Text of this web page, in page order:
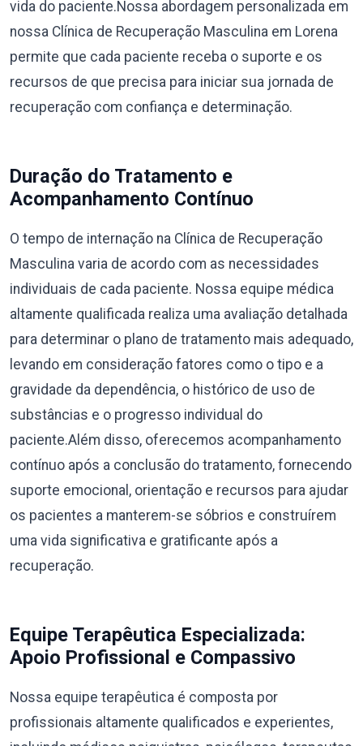
vida do paciente.Nossa abordagem personalizada em
nossa Clínica de Recuperação Masculina em Lorena
permite que cada paciente receba o suporte e os
recursos de que precisa para iniciar sua jornada de
recuperação com confiança e determinação.
Duração do Tratamento e
Acompanhamento Contínuo
O tempo de internação na Clínica de Recuperação
Masculina varia de acordo com as necessidades
individuais de cada paciente. Nossa equipe médica
altamente qualificada realiza uma avaliação detalhada
para determinar o plano de tratamento mais adequado,
levando em consideração fatores como o tipo e a
gravidade da dependência, o histórico de uso de
substâncias e o progresso individual do
paciente.Além disso, oferecemos acompanhamento
contínuo após a conclusão do tratamento, fornecendo
suporte emocional, orientação e recursos para ajudar
os pacientes a manterem-se sóbrios e construírem
uma vida significativa e gratificante após a
recuperação.
Equipe Terapêutica Especializada:
Apoio Profissional e Compassivo
Nossa equipe terapêutica é composta por
profissionais altamente qualificados e experientes,